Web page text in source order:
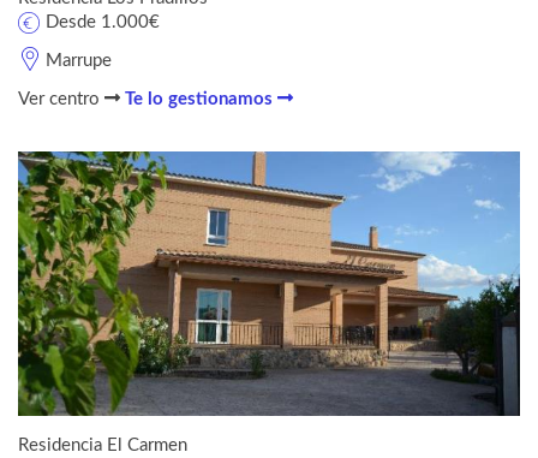
Marrupe
Desde 1.000€
Ver centro Te lo gestionamos
Residencia El Carmen